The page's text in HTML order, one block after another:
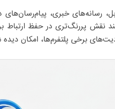
رسانه‌های خبری، پیام‌رسان‌های
نقش پررنگ‌تری در حفظ ارتباط
برخی پلتفرم‌ها، امکان دیده